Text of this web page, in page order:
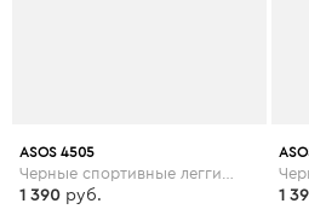
ASOS 4505
1 390 руб. 1